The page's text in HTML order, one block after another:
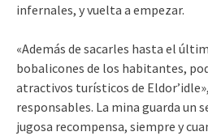
infernales, y vuelta a empezar.
«Además de sacarles hasta el
bobalicones de los habitantes,
atractivos turísticos de
responsables. La mina guarda un
jugosa recompensa, siempre y